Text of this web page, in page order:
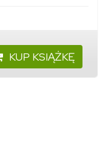
KUP KSIĄŻKĘ